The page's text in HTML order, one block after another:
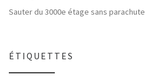
Sauter du 3000e étage sans parachute
ÉTIQUETTES